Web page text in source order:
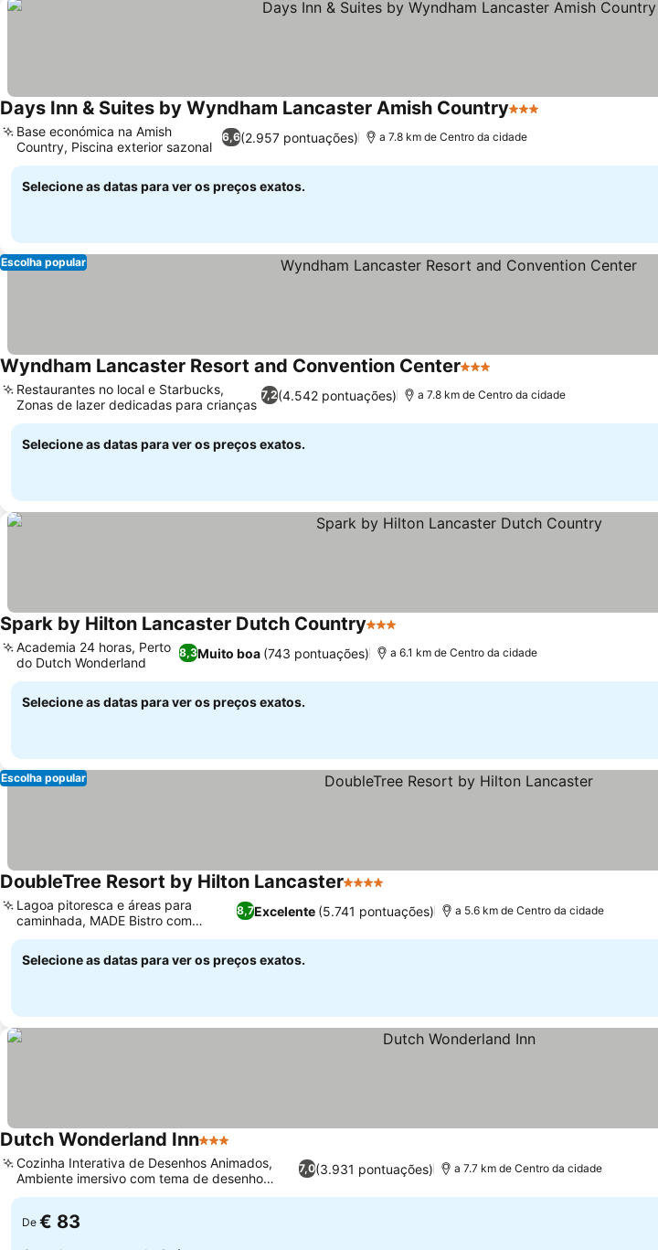
Days Inn & Suites by Wyndham Lancaster Amish Country3 Estrelas
6,6(2.957 pontuações)
Base económica na Amish
Country, Piscina exterior sazonal
a 7.8 km de Centro da cidade
Selecione as datas para ver os preços exatos.
Escolha popular
Wyndham Lancaster Resort and Convention Center3 Estrelas
7,2(4.542 pontuações)
Restaurantes no local e Starbucks,
Zonas de lazer dedicadas para crianças
a 7.8 km de Centro da cidade
Selecione as datas para ver os preços exatos.
Spark by Hilton Lancaster Dutch Country3 Estrelas
8,3Muito boa (743 pontuações)
Academia 24 horas, Perto
do Dutch Wonderland
a 6.1 km de Centro da cidade
Selecione as datas para ver os preços exatos.
Escolha popular
DoubleTree Resort by Hilton Lancaster4 Estrelas
8,7Excelente (5.741 pontuações)
Lagoa pitoresca e áreas para
caminhada, MADE Bistro com
sabores locais
a 5.6 km de Centro da cidade
Selecione as datas para ver os preços exatos.
Dutch Wonderland Inn3 Estrelas
7,0(3.931 pontuações)
Cozinha Interativa de Desenhos Animados,
Ambiente imersivo com tema de desenho
animado
a 7.7 km de Centro da cidade
De € 83